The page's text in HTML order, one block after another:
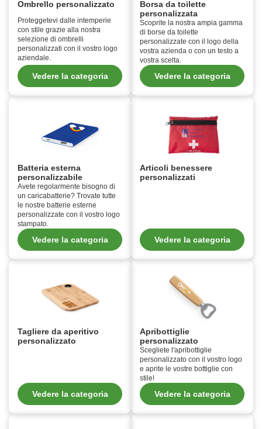
Ombrello personalizzato
Proteggetevi dalle intemperie
con stile grazie alla nostra
selezione di ombrelli
personalizzati con il vostro logo
aziendale.
Vedere la categoria
Borsa da toilette
personalizzata
Scoprite la nostra ampia gamma
di borse da toilette
personalizzate con il logo della
vostra azienda o con un testo a
vostra scelta.
Vedere la categoria
Batteria esterna
personalizzabile
Avete regolarmente bisogno di
un caricabatterie? Trovate tutte
le nostre batterie esterne
personalizzate con il vostro logo
stampato.
Vedere la categoria
Articoli benessere
personalizzati
Vedere la categoria
Tagliere da aperitivo
personalizzato
Vedere la categoria
Apribottiglie
personalizzato
Scegliete l'apribottiglie
personalizzato con il vostro logo
e aprite le vostre bottiglie con
stile!
Vedere la categoria